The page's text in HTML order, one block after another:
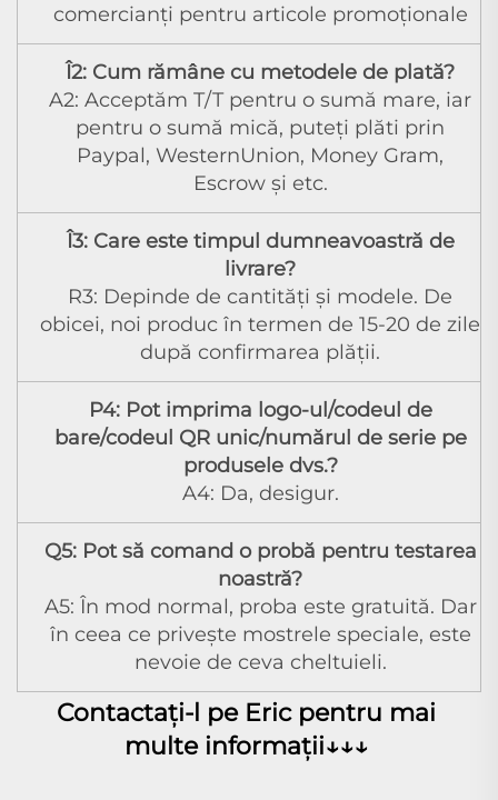
comercianţi pentru articole promoţionale
Î2: Cum rămâne cu metodele de plată?
A2: Acceptăm T/T pentru o sumă mare, iar
pentru o sumă mică, puteți plăti prin
Paypal, WesternUnion, Money Gram,
Escrow și etc.
Î3: Care este timpul dumneavoastră de
livrare?
R3: Depinde de cantităţi şi modele. De
obicei, noi produc în termen de 15-20 de zile
după confirmarea plății.
P4: Pot imprima logo-ul/codeul de
bare/codeul QR unic/numărul de serie pe
produsele dvs.?
A4: Da, desigur.
Q5: Pot să comand o probă pentru testarea
noastră?
A5: În mod normal, proba este gratuită. Dar
în ceea ce privește mostrele speciale, este
nevoie de ceva cheltuieli.
Contactaţi-l pe Eric pentru mai
multe informaţii↓↓↓